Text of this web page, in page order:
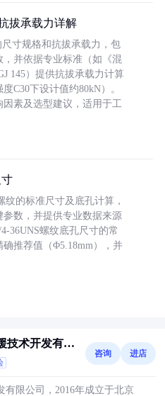
拔承载力详解
寸规格和抗拔承载力，包
并依据专业标准（如《混
145）提供抗拔承载力计算
C30下设计值约80kN）。
素及选型建议，适用于工
纹的标准尺寸及底孔计算，
数，并提供专业数据来源
36UNS螺纹底孔尺寸的常
推荐值（Φ5.18mm），并
技术开发有限
咨询 进店
限公司，2016年成立于北京